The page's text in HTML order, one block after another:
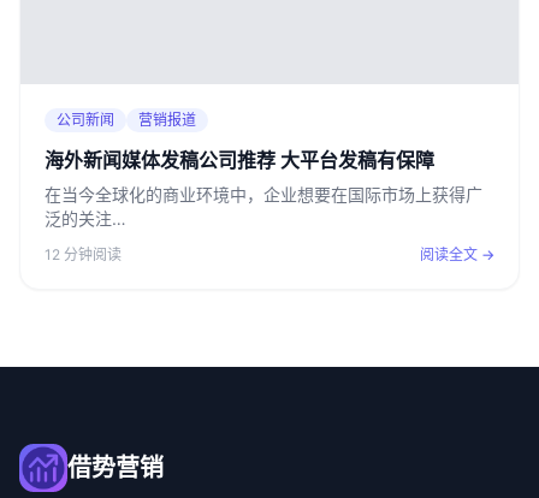
公司新闻 营销报道
海外新闻媒体发稿公司推荐 大平台发稿有保障
在当今全球化的商业环境中，企业想要在国际市场上获得广
泛的关注…
12 分钟阅读 阅读全文 →
借势营销